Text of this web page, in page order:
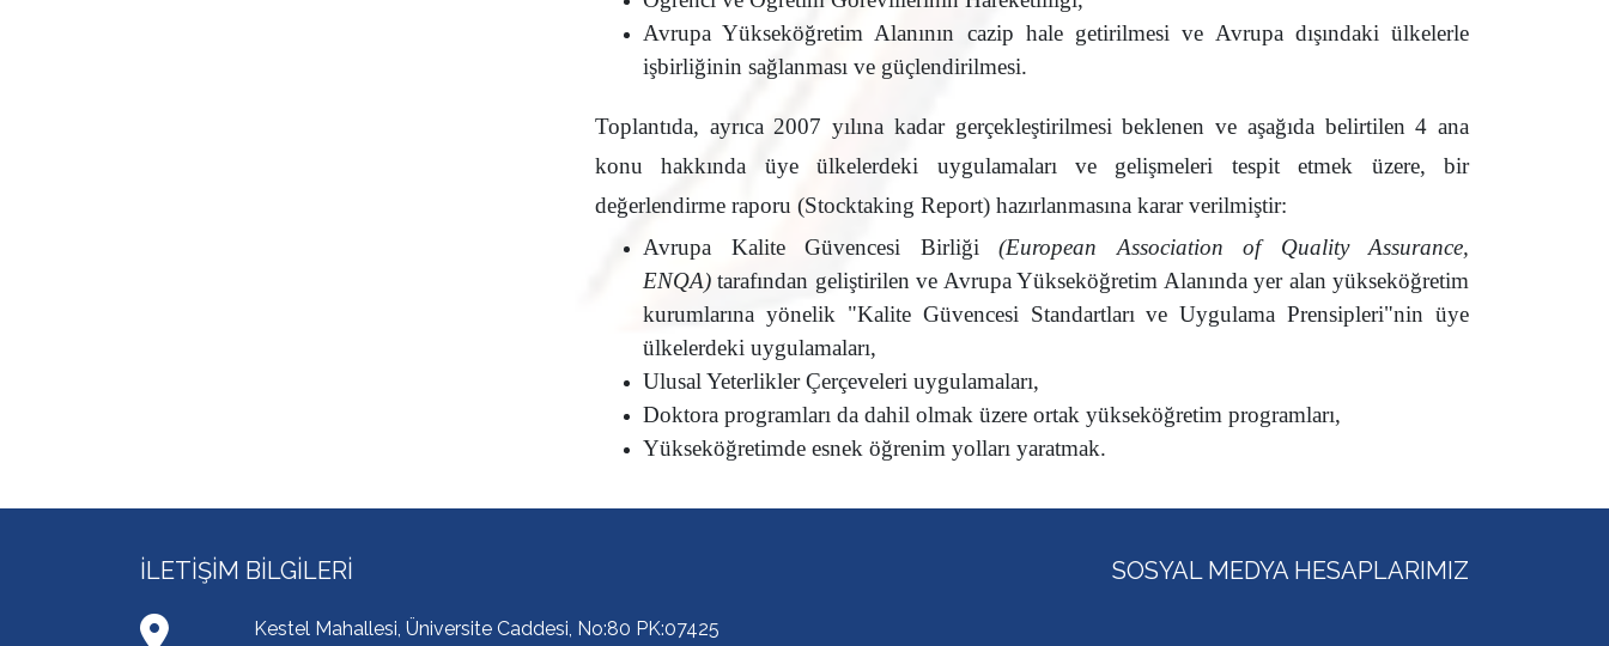
Avrupa Yükseköğretim Alanının cazip hale getirilmesi ve Avrupa dışındaki ülkelerle
işbirliğinin sağlanması ve güçlendirilmesi.
Toplantıda, ayrıca 2007 yılına kadar gerçekleştirilmesi beklenen ve aşağıda belirtilen 4 ana
konu hakkında üye ülkelerdeki uygulamaları ve gelişmeleri tespit etmek üzere, bir
değerlendirme raporu (Stocktaking Report) hazırlanmasına karar verilmiştir:
Avrupa Kalite Güvencesi Birliği (European Association of Quality Assurance,
ENQA) tarafından geliştirilen ve Avrupa Yükseköğretim Alanında yer alan yükseköğretim
kurumlarına yönelik "Kalite Güvencesi Standartları ve Uygulama Prensipleri"nin üye
ülkelerdeki uygulamaları,
Ulusal Yeterlikler Çerçeveleri uygulamaları,
Doktora programları da dahil olmak üzere ortak yükseköğretim programları,
Yükseköğretimde esnek öğrenim yolları yaratmak.
İLETIŞIM BILGILERI
Kestel Mahallesi, Üniversite Caddesi, No:80 PK:07425
SOSYAL MEDYA HESAPLARIMIZ